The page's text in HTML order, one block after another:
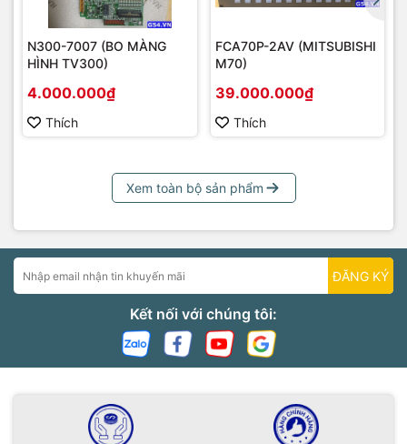
N300-7007 (BO MÀNG
HÌNH TV300)
4.000.000₫
Thích
FCA70P-2AV (MITSUBISHI
M70)
39.000.000₫
Thích
Xem toàn bộ sản phẩm
ĐĂNG KÝ
Kết nối với chúng tôi: